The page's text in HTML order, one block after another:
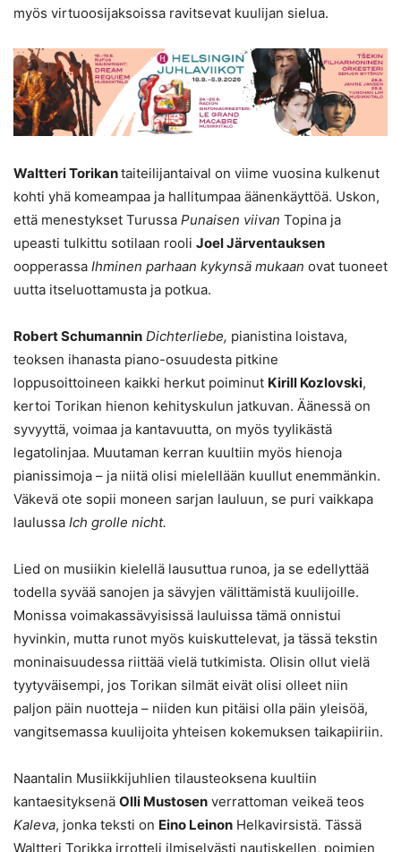
myös virtuoosijaksoissa ravitsevat kuulijan sielua.
Waltteri Torikantaiteilijantaival on viime vuosina kulkenut
kohti yhä komeampaa ja hallitumpaa äänenkäyttöä. Uskon,
että menestykset Turussa Punaisen viivan Topina ja
upeasti tulkittu sotilaan rooli Joel Järventauksen
oopperassa Ihminen parhaan kykynsä mukaan ovat tuoneet
uutta itseluottamusta ja potkua.
Robert Schumannin Dichterliebe, pianistina loistava,
teoksen ihanasta piano-osuudesta pitkine
loppusoittoineen kaikki herkut poiminut Kirill Kozlovski,
kertoi Torikan hienon kehityskulun jatkuvan. Äänessä on
syvyyttä, voimaa ja kantavuutta, on myös tyylikästä
legatolinjaa. Muutaman kerran kuultiin myös hienoja
pianissimoja – ja niitä olisi mielellään kuullut enemmänkin.
Väkevä ote sopii moneen sarjan lauluun, se puri vaikkapa
laulussa Ich grolle nicht.
Lied on musiikin kielellä lausuttua runoa, ja se edellyttää
todella syvää sanojen ja sävyjen välittämistä kuulijoille.
Monissa voimakassävyisissä lauluissa tämä onnistui
hyvinkin, mutta runot myös kuiskuttelevat, ja tässä tekstin
moninaisuudessa riittää vielä tutkimista. Olisin ollut vielä
tyytyväisempi, jos Torikan silmät eivät olisi olleet niin
paljon päin nuotteja – niiden kun pitäisi olla päin yleisöä,
vangitsemassa kuulijoita yhteisen kokemuksen taikapiiriin.
Naantalin Musiikkijuhlien tilausteoksena kuultiin
kantaesityksenä Olli Mustosen verrattoman veikeä teos
Kaleva, jonka teksti on Eino Leinon Helkavirsistä. Tässä
Waltteri Torikka irrotteli ilmiselvästi nautiskellen, poimien